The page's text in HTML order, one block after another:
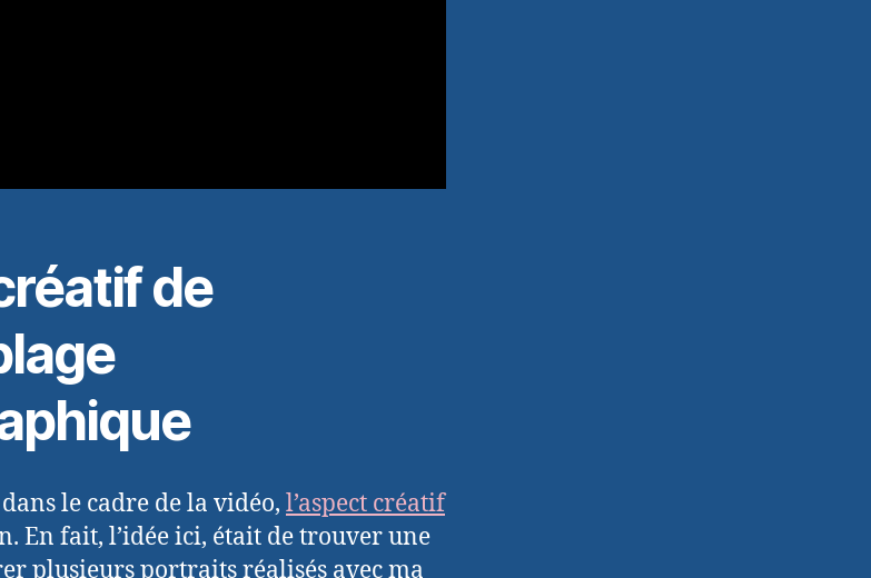
de
le cadre de la vidéo, l’aspect créatif
En fait, l’idée ici, était de trouver une
plusieurs portraits réalisés avec ma